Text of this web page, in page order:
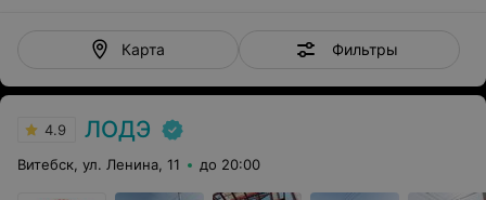
Карта Фильтры
4.9 ЛОДЭ
Витебск, ул. Ленина, 11 до 20:00